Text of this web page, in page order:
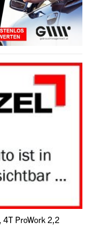
ProWork 2,2